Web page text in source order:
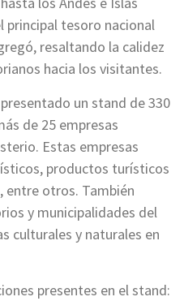
principal tesoro nacional
resaltando la calidez
hacia los visitantes.
un stand de 330
de 25 empresas
Estas empresas
productos turísticos
entre otros. También
y municipalidades del
culturales y naturales en
presentes en el stand: